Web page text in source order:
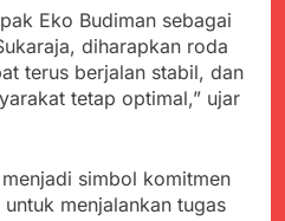
Data MBG Hampir
Rampung
Bobby Maulana Pastikan
Kawasan Kuliner Ahmad
Yani Tetap Bersih,
Pemkot Sukabumi
Perkuat Penataan
Agustus 6, 2026
Ribuan Warga Padati
PDIP Tegaskan ASI
adalah Investasi
Peradaban dan Upaya
Wujud Kepedulian Polri,
Kapolresta Sumenep
Eko Budiman sebagai
diharapkan roda
terus berjalan stabil, dan
tetap optimal,” ujar
simbol komitmen
menjalankan tugas